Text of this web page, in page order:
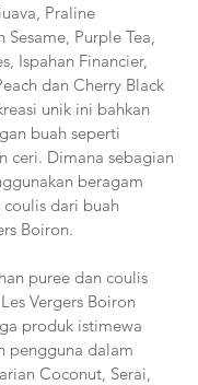
Praline
Sesame, Purple Tea,
Ispahan Financier,
dan Cherry Black
unik ini bahkan
buah seperti
ceri. Dimana sebagian
beragam
dari buah
Boiron.
puree dan coulis
Vergers Boiron
produk istimewa
pengguna dalam
Coconut, Serai,